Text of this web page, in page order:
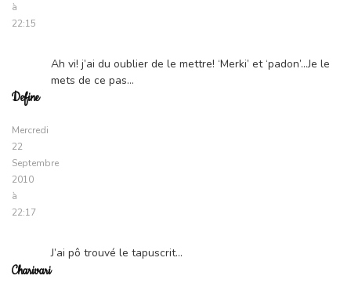
à
22:15
Define
Mercredi
22
Septembre
2010
à
22:17
Ah vi! j’ai du oublier de le mettre! ‘Merki’ et ‘padon’…Je le
mets de ce pas…
Charivari
J’ai pô trouvé le tapuscrit…